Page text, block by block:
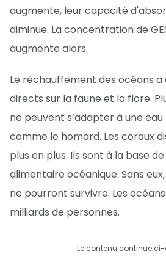
augmente, leur capacité
diminue. La concentration de
augmente alors.
Le réchauffement des océans a
directs sur la faune et la flore.
ne peuvent s’adapter à une
comme le homard. Les coraux
plus en plus. Ils sont à la base
alimentaire océanique. Sans
ne pourront survivre. Les
milliards de personnes.
Le contenu continue